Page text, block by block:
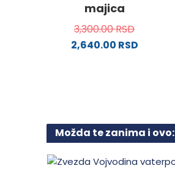
majica
3,300.00RSD
2,640.00 RSD
Opcije
biti
Možda te zanima i ovo: